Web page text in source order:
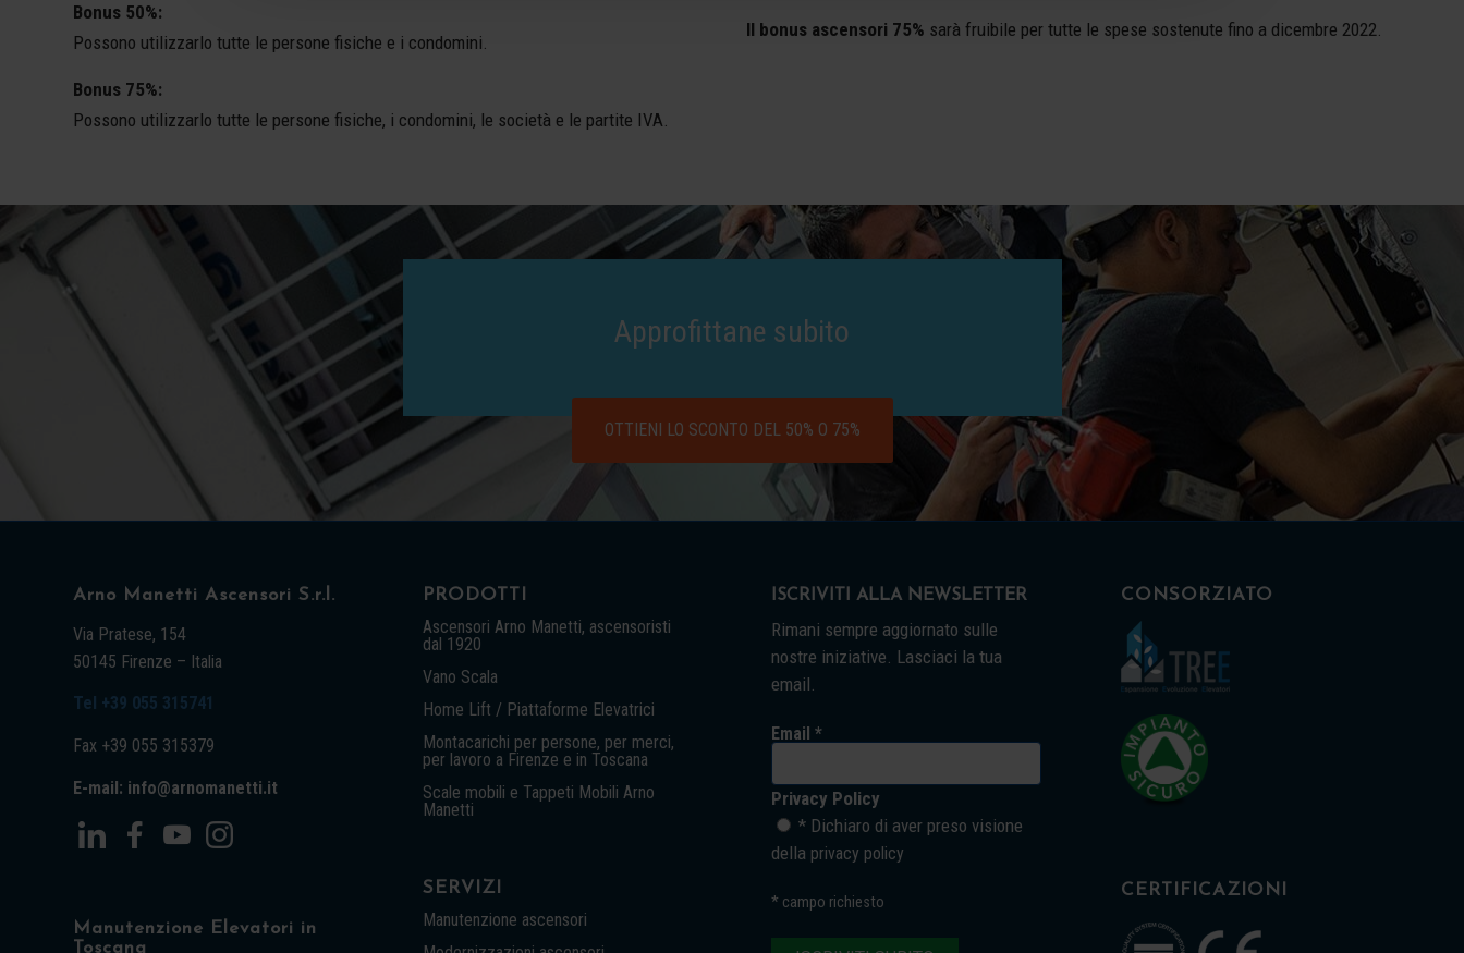
Bonus 50%:
Possono utilizzarlo tutte le persone fisiche e i condomini.
Bonus 75%:
Possono utilizzarlo tutte le persone fisiche, i condomini, le società e le partite IVA.
Il bonus ascensori 75% sarà fruibile per tutte le spese sostenute fino a dicembre 2022.
Approfittane subito
OTTIENI LO SCONTO DEL 50% O 75%
Arno Manetti Ascensori S.r.l.
Via Pratese, 154
50145 Firenze – Italia
Tel +39 055 315741
Fax +39 055 315379
E-mail: info@arnomanetti.it
Manutenzione Elevatori in
Toscana
PRODOTTI
Ascensori Arno Manetti, ascensoristi
dal 1920
Vano Scala
Home Lift / Piattaforme Elevatrici
Montacarichi per persone, per merci,
per lavoro a Firenze e in Toscana
Scale mobili e Tappeti Mobili Arno
Manetti
SERVIZI
Manutenzione ascensori
ISCRIVITI ALLA NEWSLETTER
Rimani sempre aggiornato sulle
nostre iniziative. Lasciaci la tua
email.
Email *
Privacy Policy
* Dichiaro di aver preso visione
della privacy policy
* campo richiesto
CONSORZIATO
CERTIFICAZIONI